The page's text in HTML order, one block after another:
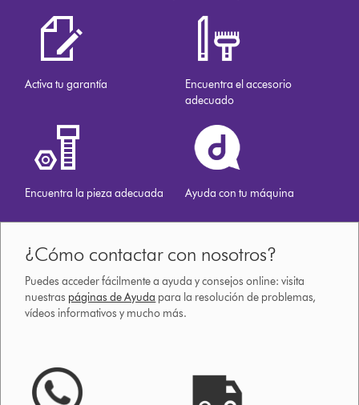
Activa tu garantía
Encuentra el accesorio
adecuado
Encuentra la pieza adecuada Ayuda con tu máquina
¿Cómo contactar con nosotros?
Puedes acceder fácilmente a ayuda y consejos online: visita
nuestras páginas de Ayuda para la resolución de problemas,
vídeos informativos y mucho más.